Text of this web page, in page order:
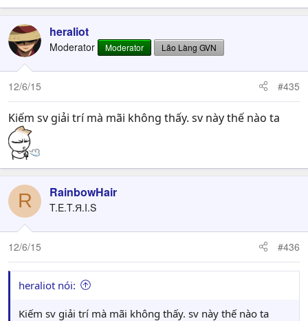
heraliot
Moderator Moderator Lão Làng GVN
12/6/15 #435
Kiếm sv giải trí mà mãi không thấy. sv này thế nào ta
R RainbowHair
T.E.T.Я.I.S
12/6/15 #436
heraliot nói:
Kiếm sv giải trí mà mãi không thấy. sv này thế nào ta